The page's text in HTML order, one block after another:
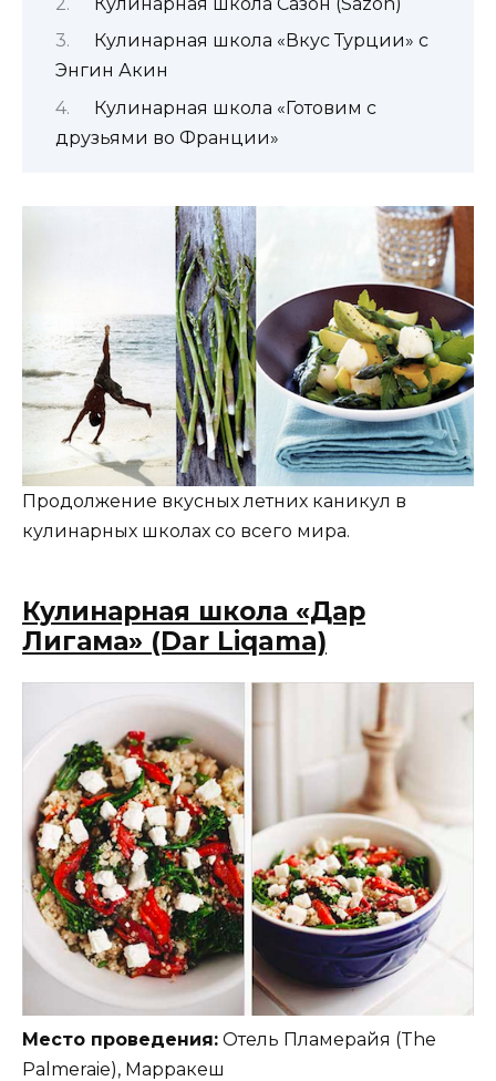
Кулинарная школа «Вкус Турции» с
Энгин Акин
Кулинарная школа «Готовим с
друзьями во Франции»
Продолжение вкусных летних каникул в
кулинарных школах со всего мира.
Кулинарная школа «Дар
Лигама» (Dar Liqama)
Место проведения: Отель Пламерайя (The
Palmeraie), Марракеш